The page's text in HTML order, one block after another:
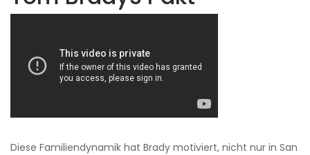
Diese Familiendynamik hat Brady motiviert, nicht nur in San